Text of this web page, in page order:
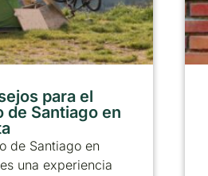
para el
de Santiago en
de Santiago en
una experiencia